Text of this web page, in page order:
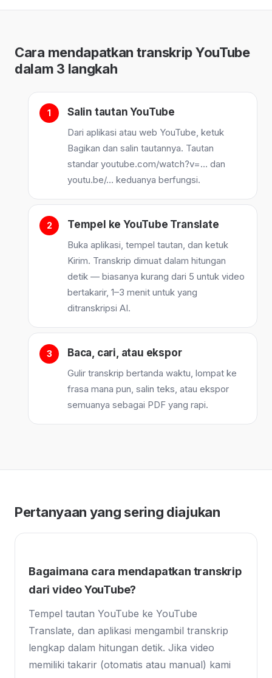
Cara mendapatkan transkrip YouTube
dalam 3 langkah
Salin tautan YouTube
Dari aplikasi atau web YouTube, ketuk
Bagikan dan salin tautannya. Tautan
standar youtube.com/watch?v=… dan
youtu.be/… keduanya berfungsi.
Tempel ke YouTube Translate
Buka aplikasi, tempel tautan, dan ketuk
Kirim. Transkrip dimuat dalam hitungan
detik — biasanya kurang dari 5 untuk video
bertakarir, 1–3 menit untuk yang
ditranskripsi AI.
Baca, cari, atau ekspor
Gulir transkrip bertanda waktu, lompat ke
frasa mana pun, salin teks, atau ekspor
semuanya sebagai PDF yang rapi.
Pertanyaan yang sering diajukan
Bagaimana cara mendapatkan transkrip
dari video YouTube?
Tempel tautan YouTube ke YouTube
Translate, dan aplikasi mengambil transkrip
lengkap dalam hitungan detik. Jika video
memiliki takarir (otomatis atau manual) kami